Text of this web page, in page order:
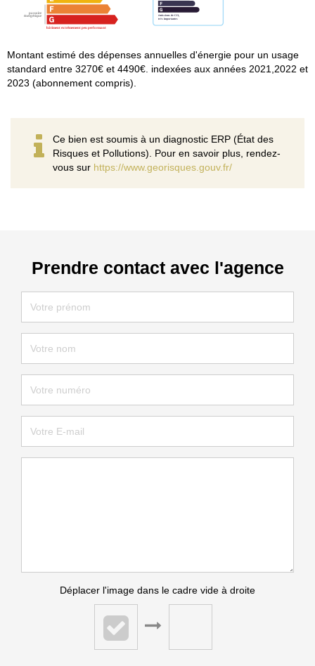
Montant estimé des dépenses annuelles d'énergie pour un usage
standard entre 3270€ et 4490€. indexées aux années 2021,2022 et
2023 (abonnement compris).
Ce bien est soumis à un diagnostic ERP (État des
Risques et Pollutions). Pour en savoir plus, rendez-
vous sur https://www.georisques.gouv.fr/
Prendre contact avec l'agence
Déplacer l'image dans le cadre vide à droite